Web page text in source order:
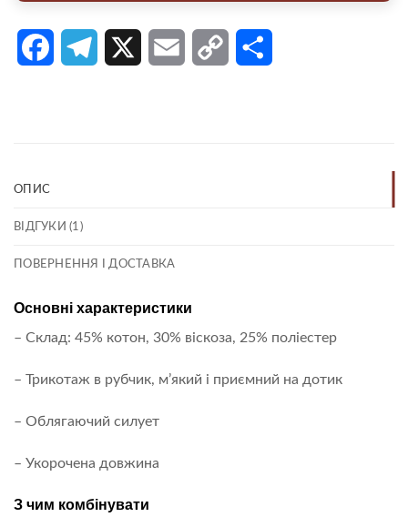
FacebookTelegram Email Copy
ОПИС
ВІДГУКИ (1)
ПОВЕРНЕННЯ І ДОСТАВКА
Основні характеристики
– Склад: 45% котон, 30% віскоза, 25% поліестер
– Трикотаж в рубчик, м’який і приємний на дотик
– Облягаючий силует
– Укорочена довжина
З чим комбінувати